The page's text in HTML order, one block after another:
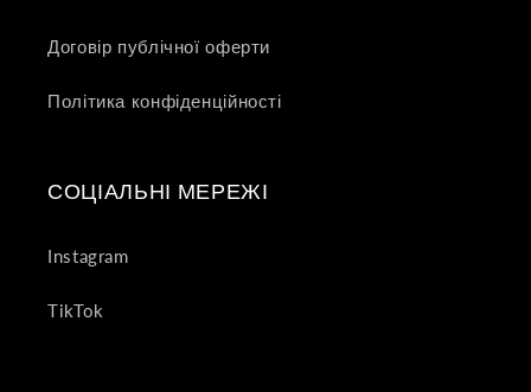
Договір публічної оферти
Політика конфіденційності
СОЦІАЛЬНІ МЕРЕЖІ
Instagram
TikTok